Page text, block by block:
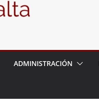
ADMINISTRACIÓN